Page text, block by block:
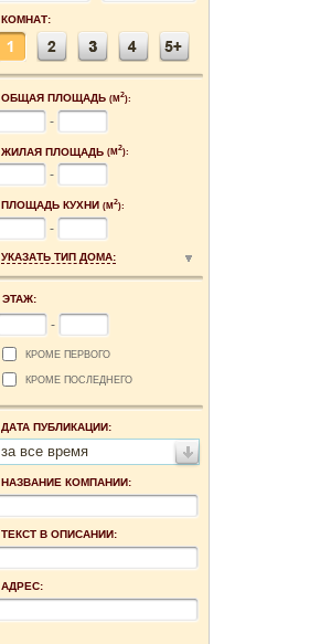
КОМНАТ:
ОБЩАЯ ПЛОЩАДЬ (М2):
-
ЖИЛАЯ ПЛОЩАДЬ (М2):
-
ПЛОЩАДЬ КУХНИ (М2):
-
УКАЗАТЬ ТИП ДОМА:
ЭТАЖ:
-
КРОМЕ ПЕРВОГО
КРОМЕ ПОСЛЕДНЕГО
ДАТА ПУБЛИКАЦИИ:
за все время
НАЗВАНИЕ КОМПАНИИ:
ТЕКСТ В ОПИСАНИИ:
АДРЕС: